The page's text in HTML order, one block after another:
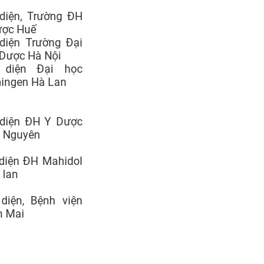
Trường ĐH
Huế
Trường Đại
Hà Nội
Đại học
Hà Lan
ĐH Y Dược
ĐH Mahidol
lan
Bệnh viện
Mai